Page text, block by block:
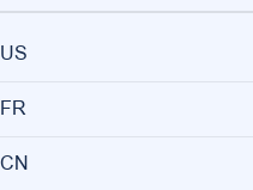
US
FR
CN